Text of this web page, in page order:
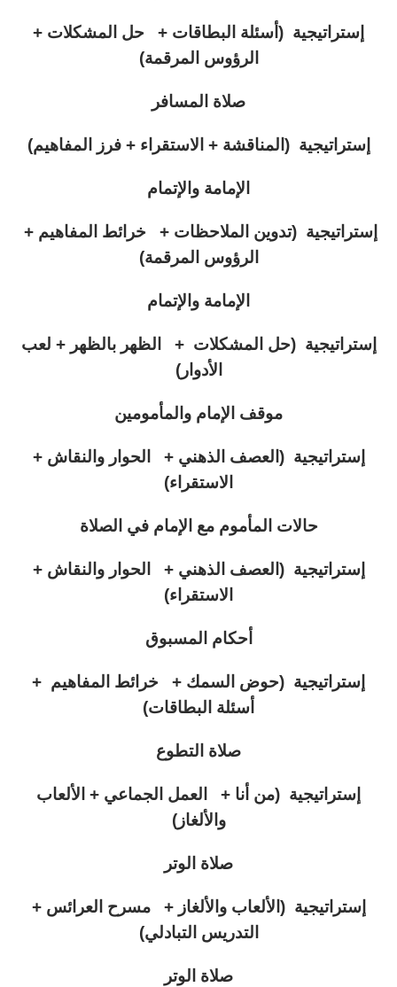
إستراتيجية (أسئلة البطاقات + حل المشكلات +
الرؤوس المرقمة)
صلاة المسافر
إستراتيجية (المناقشة + الاستقراء + فرز المفاهيم)
الإمامة والإتمام
إستراتيجية (تدوين الملاحظات + خرائط المفاهيم +
الرؤوس المرقمة)
الإمامة والإتمام
إستراتيجية (حل المشكلات + الظهر بالظهر + لعب
الأدوار)
موقف الإمام والمأمومين
إستراتيجية (العصف الذهني + الحوار والنقاش +
الاستقراء)
حالات المأموم مع الإمام في الصلاة
إستراتيجية (العصف الذهني + الحوار والنقاش +
الاستقراء)
أحكام المسبوق
إستراتيجية (حوض السمك + خرائط المفاهيم +
أسئلة البطاقات)
صلاة التطوع
إستراتيجية (من أنا + العمل الجماعي + الألعاب
والألغاز)
صلاة الوتر
إستراتيجية (الألعاب والألغاز + مسرح العرائس +
التدريس التبادلي)
صلاة الوتر